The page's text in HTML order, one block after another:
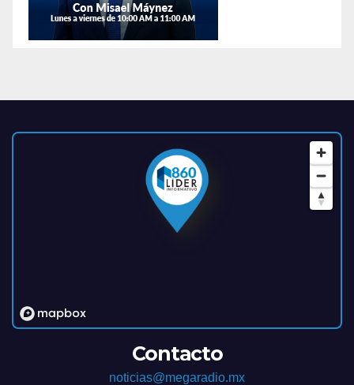
Contacto
noticias@megaradio.mx